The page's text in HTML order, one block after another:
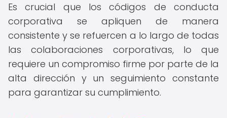
Es crucial que los códigos de conducta
corporativa se apliquen de manera
consistente y se refuercen a lo largo de todas
las colaboraciones corporativas, lo que
requiere un compromiso firme por parte de la
alta dirección y un seguimiento constante
para garantizar su cumplimiento.